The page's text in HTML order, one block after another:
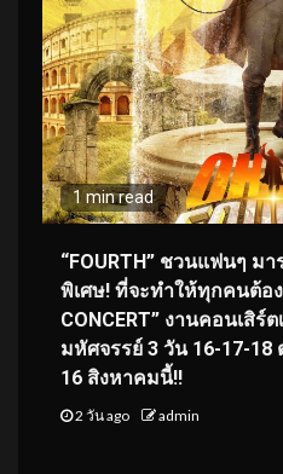
1 min read
“FOURTH” ชวนแฟนๆ ม
พิเศษ! ที่จะทำให้ทุกคนต้อง
CONCERT” งานคอนเสิร์
มหัศจรรย์ 3 วัน 16-17-
16 สิงหาคมนี้!!
2 วัน ago admin